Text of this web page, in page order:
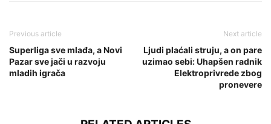
Previous article
Superliga sve mlađa, a Novi
Pazar sve jači u razvoju
mladih igrača
Next article
Ljudi plaćali struju, a on pare
uzimao sebi: Uhapšen radnik
Elektroprivrede zbog
pronevere